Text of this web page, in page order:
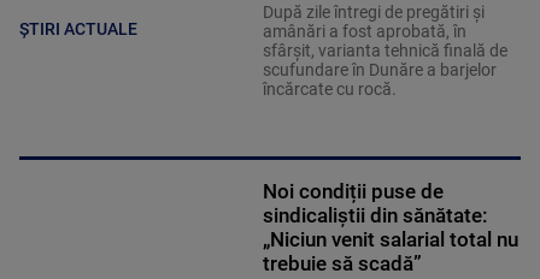
ȘTIRI ACTUALE
După zile întregi de pregătiri și
amânări a fost aprobată, în
sfârșit, varianta tehnică finală de
scufundare în Dunăre a barjelor
încărcate cu rocă.
Noi condiții puse de
sindicaliștii din sănătate:
„Niciun venit salarial total nu
trebuie să scadă”